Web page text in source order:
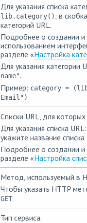
Для указания списка
lib.category(); в
категорий URL.
Подробнее о создании и
использованием
разделе «Настройка
Для указания категории
name".
Пример: category =
Email")
Списки URL, для
Для указания списка URL:
укажите название списка
Подробнее о создании и
разделе «Настройка
Метод, используемый в
Чтобы указать HTTP
GET
Тип сервиса.